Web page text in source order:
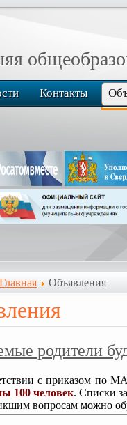
Контакты
Главная Объявления
родители
с приказом по
100 человек. Списки
вопросам можно